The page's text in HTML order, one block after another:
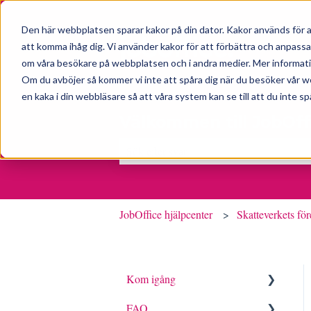
Den här webbplatsen sparar kakor på din dator. Kakor används
att komma ihåg dig. Vi använder kakor för att förbättra och
om våra besökare på webbplatsen och i andra medier. Mer
Om du avböjer så kommer vi inte att spåra dig när du besöker vår
en kaka i din webbläsare så att våra system kan se till att du inte
Välkommen till
JobOffice hjälpcenter Skatteverkets
Kom igång
Innan bu börjar
FAQ